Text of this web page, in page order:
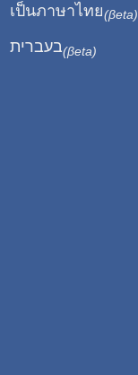
เป็นภาษาไทย(βeta)
בעברית(βeta)